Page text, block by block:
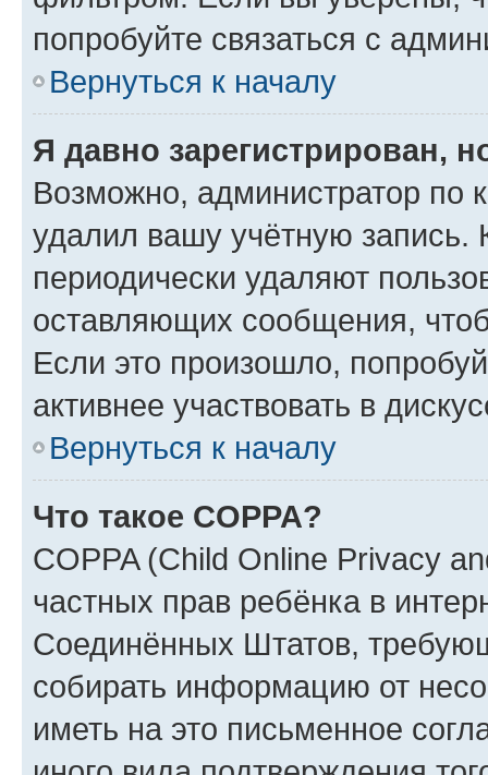
попробуйте связаться с
Вернуться к началу
Я давно зарегистрирован,
Возможно, администратор по
удалил вашу учётную запись.
периодически удаляют
оставляющих сообщения,
Если это произошло,
активнее участвовать в
Вернуться к началу
Что такое COPPA?
COPPA (Child Online Privacy
частных прав ребёнка в
Соединённых Штатов,
собирать информацию от
иметь на это письменное